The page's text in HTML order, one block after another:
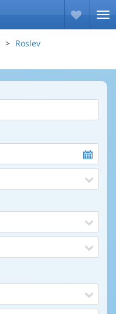
Roslev